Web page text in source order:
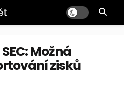
Možná
zisků